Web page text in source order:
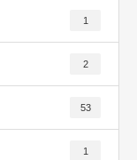
1
2
53
1